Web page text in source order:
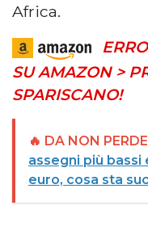
Africa.
SU AMAZON >
SPARISCANO!
🔥 DA NON
assegni più bassi
euro, cosa sta